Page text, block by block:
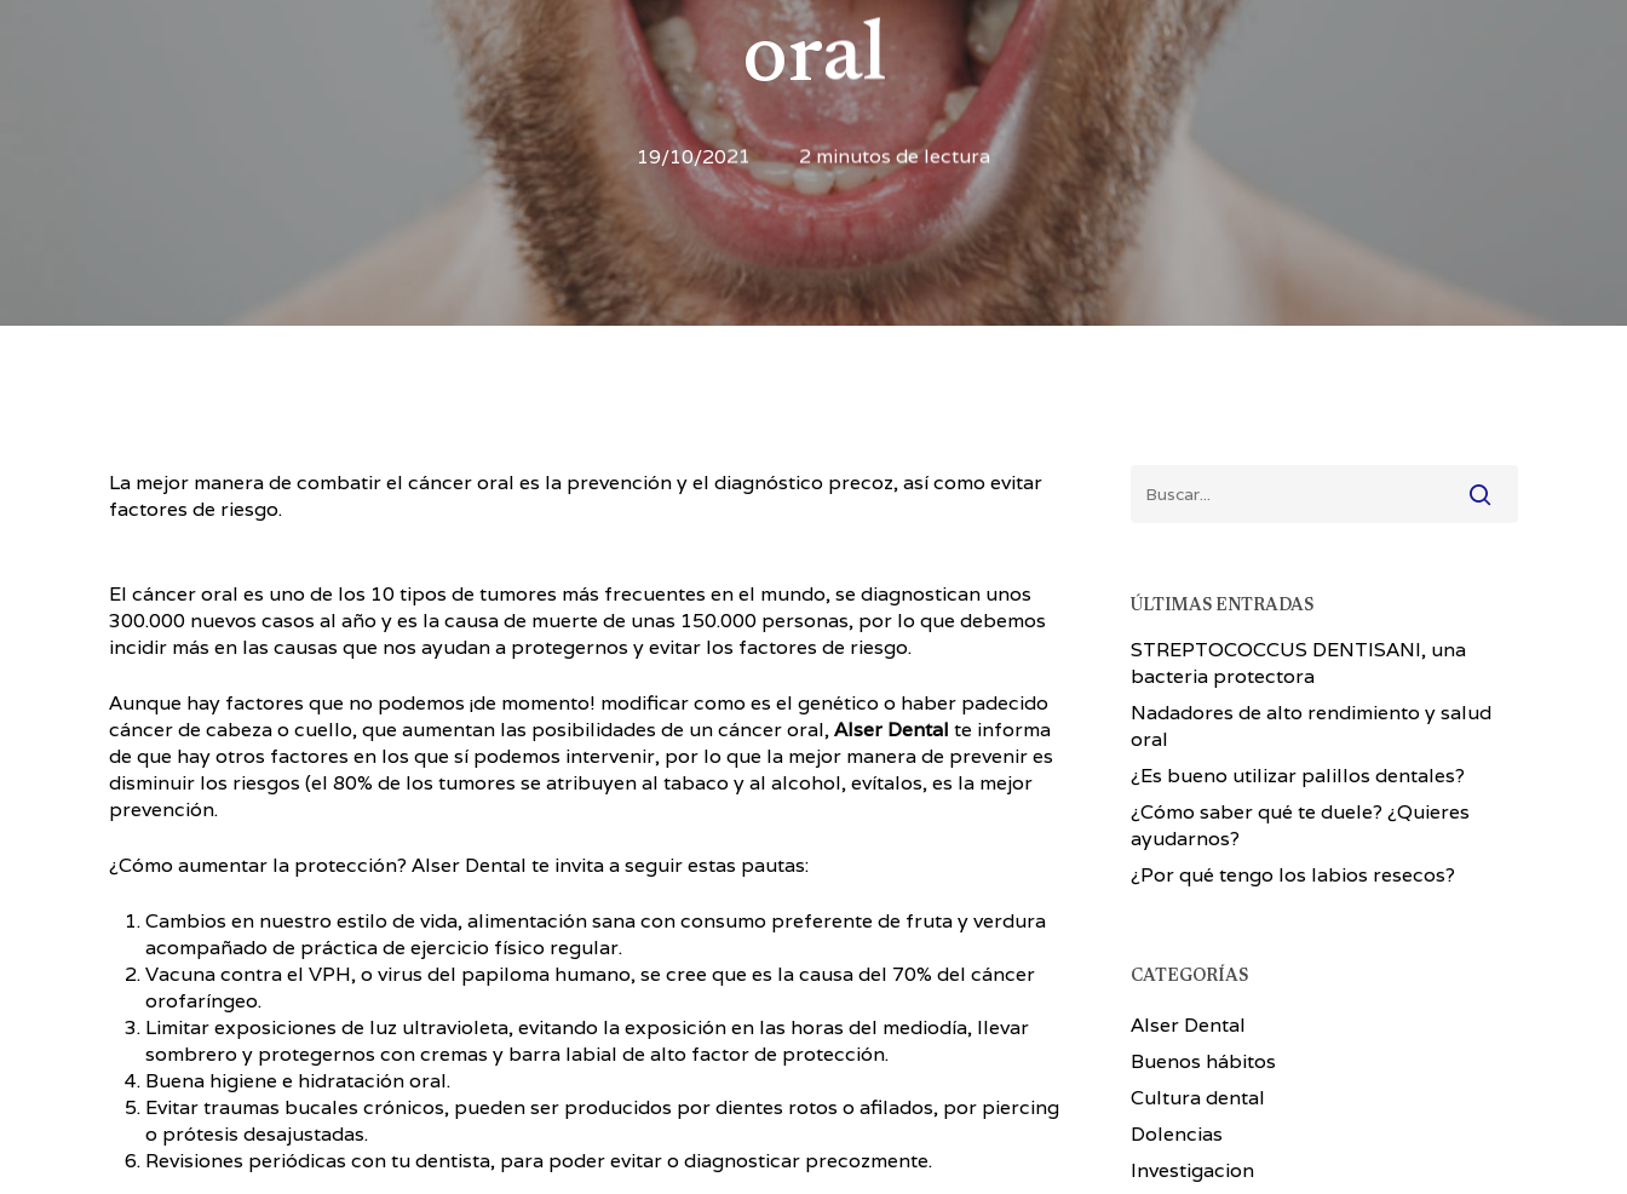
oral
19/10/2021 2 minutos de lectura
La mejor manera de combatir el cáncer oral es la prevención y el diagnóstico precoz, así como evitar
factores de riesgo.
El cáncer oral es uno de los 10 tipos de tumores más frecuentes en el mundo, se diagnostican unos
300.000 nuevos casos al año y es la causa de muerte de unas 150.000 personas, por lo que debemos
incidir más en las causas que nos ayudan a protegernos y evitar los factores de riesgo.
Aunque hay factores que no podemos ¡de momento! modificar como es el genético o haber padecido
cáncer de cabeza o cuello, que aumentan las posibilidades de un cáncer oral,Alser Dental te informa
de que hay otros factores en los que sí podemos intervenir, por lo que la mejor manera de prevenir es
disminuir los riesgos (el 80% de los tumores se atribuyen al tabaco y al alcohol, evítalos, es la mejor
prevención.
¿Cómo aumentar la protección? Alser Dental te invita a seguir estas pautas:
Cambios en nuestro estilo de vida, alimentación sana con consumo preferente de fruta y verdura
acompañado de práctica de ejercicio físico regular.
Vacuna contra el VPH, o virus del papiloma humano, se cree que es la causa del 70% del cáncer
orofaríngeo.
Limitar exposiciones de luz ultravioleta, evitando la exposición en las horas del mediodía, llevar
sombrero y protegernos con cremas y barra labial de alto factor de protección.
Buena higiene e hidratación oral.
Evitar traumas bucales crónicos, pueden ser producidos por dientes rotos o afilados, por piercing
o prótesis desajustadas.
Revisiones periódicas con tu dentista, para poder evitar o diagnosticar precozmente.
ÚLTIMAS ENTRADAS
STREPTOCOCCUS DENTISANI, una
bacteria protectora
Nadadores de alto rendimiento y salud
oral
¿Es bueno utilizar palillos dentales?
¿Cómo saber qué te duele? ¿Quieres
ayudarnos?
¿Por qué tengo los labios resecos?
CATEGORÍAS
Alser Dental
Buenos hábitos
Cultura dental
Dolencias
Investigacion